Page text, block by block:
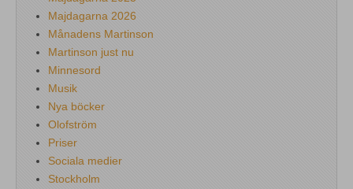
Majdagarna 2026
Månadens Martinson
Martinson just nu
Minnesord
Musik
Nya böcker
Olofström
Priser
Sociala medier
Stockholm